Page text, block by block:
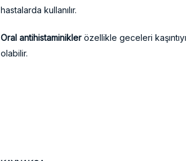
hastalarda kullanılır.
Oral antihistaminiklerözellikle geceleri
olabilir.